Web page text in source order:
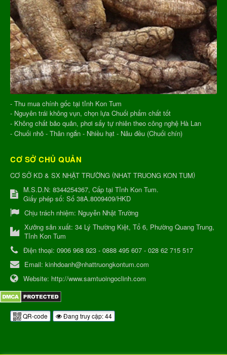
- Thu mua chính gốc tại tỉnh Kon Tum
- Nguyên trái không vụn, chọn lựa Chuối phẩm chất tốt
- Không chất bảo quản, phơi sấy tự nhiên theo công nghệ Hà Lan
- Chuối nhỏ - Thân ngắn - Nhiều hạt - Nâu đều (Chuối chín)
CƠ SỞ CHỦ QUẢN
CƠ SỞ KD & SX NHẬT TRƯỜNG (NHAT TRUONG KON TUM)
M.S.D.N: 8344254367, Cấp tại Tỉnh Kon Tum.
Giấy phép số: Số 38A.8009409/HKD
Chịu trách nhiệm: Nguyễn Nhật Trường
Xưởng sản xuất: 34 Lý Thường Kiệt, Tổ 6, Phường Quang Trung,
Tỉnh Kon Tum
Điện thoại: 0906 968 923 - 0888 495 607 - 028 62 715 517
Email: kinhdoanh@nhattruongkontum.com
Website: http://www.samtuoingoclinh.com
QR-code Đang truy cập: 44